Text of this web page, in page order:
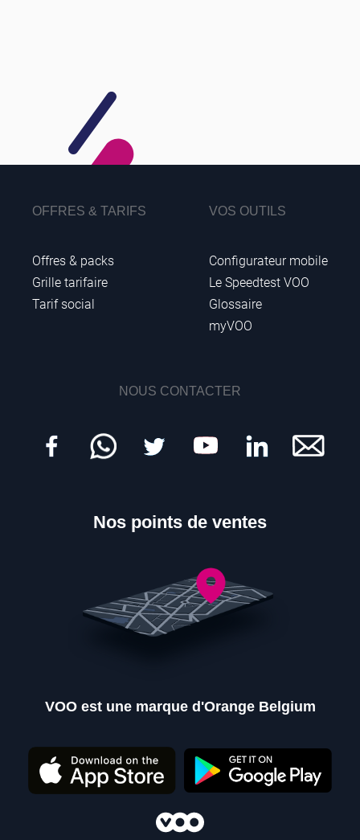
OFFRES & TARIFS
Offres & packs
Grille tarifaire
Tarif social
VOS OUTILS
Configurateur mobile
Le Speedtest VOO
Glossaire
myVOO
NOUS CONTACTER
Nos points de ventes
VOO est une marque d'Orange Belgium